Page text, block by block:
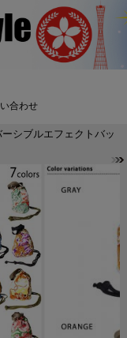
合わせ
シブルエフェクトバッ